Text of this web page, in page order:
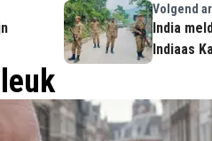
Volgend
India
Indiaas